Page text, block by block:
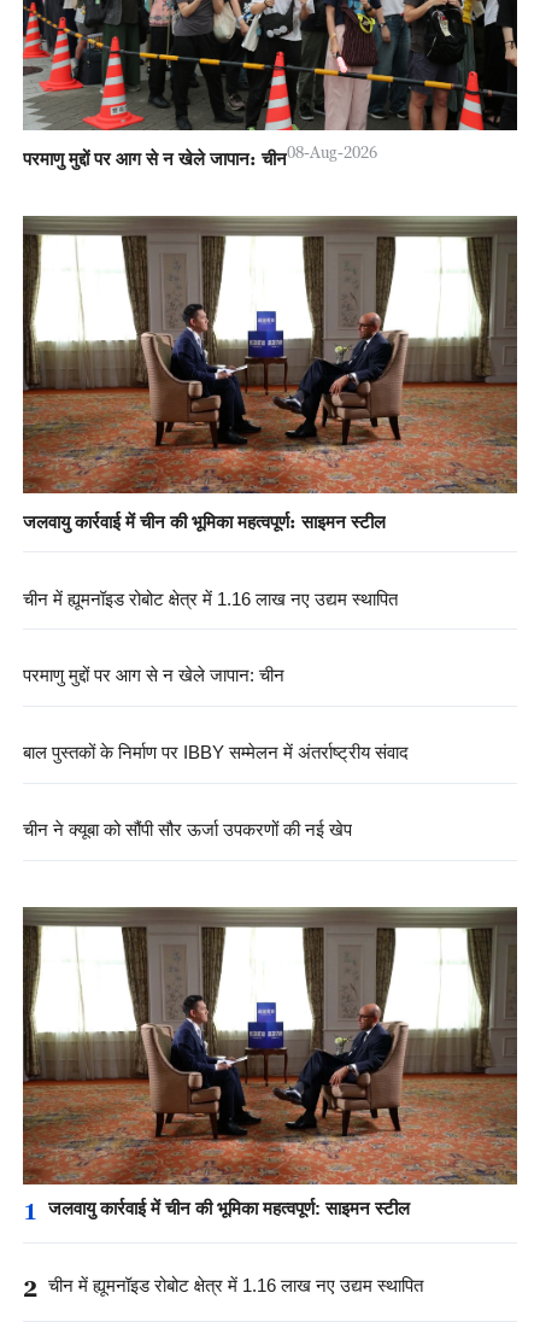
परमाणु मुद्दों पर आग से न खेले जापान: चीन08-Aug-2026
जलवायु कार्रवाई में चीन की भूमिका महत्वपूर्ण: साइमन स्टील
चीन में ह्यूमनॉइड रोबोट क्षेत्र में 1.16 लाख नए उद्यम स्थापित
परमाणु मुद्दों पर आग से न खेले जापान: चीन
बाल पुस्तकों के निर्माण पर IBBY सम्मेलन में अंतर्राष्ट्रीय संवाद
चीन ने क्यूबा को सौंपी सौर ऊर्जा उपकरणों की नई खेप
1 जलवायु कार्रवाई में चीन की भूमिका महत्वपूर्ण: साइमन स्टील
2 चीन में ह्यूमनॉइड रोबोट क्षेत्र में 1.16 लाख नए उद्यम स्थापित